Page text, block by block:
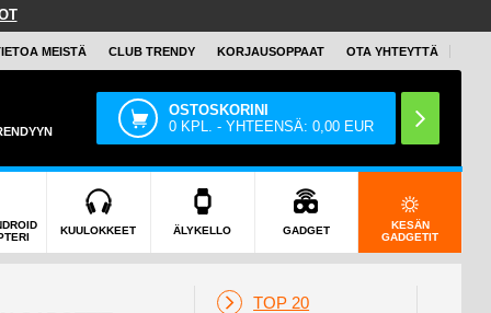
MEISTÄ CLUB TRENDY KORJAUSOPPAAT OTA YHTEYTTÄ
OSTOSKORINI
0 KPL. - YHTEENSÄ:0,00 EUR
KUULOKKEET ÄLYKELLO GADGET
KESÄN
GADGETIT
TOP 20